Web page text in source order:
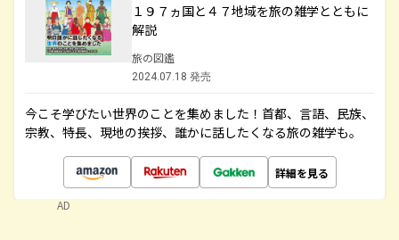
１９７ヵ国と４７地域を旅の雑学とともに
解説
旅の図鑑
2024.07.18 発売
今こそ学びたい世界のことを集めました！首都、言語、民族、
宗教、特長、現地の挨拶、誰かに話したくなる旅の雑学も。
詳細を見る
AD